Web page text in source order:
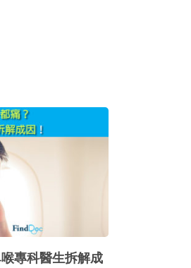
專科醫生拆解成